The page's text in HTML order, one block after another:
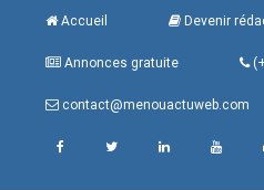
Accueil Devenir
Annonces gratuite
contact@menouactuweb.com